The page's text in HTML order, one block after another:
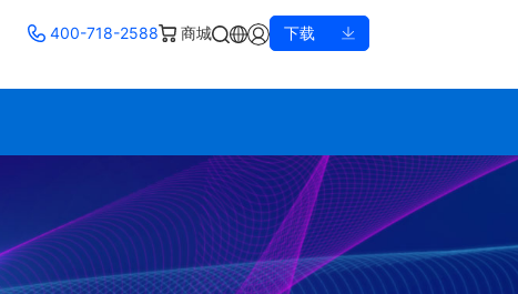
400-718-2588 商城 下载